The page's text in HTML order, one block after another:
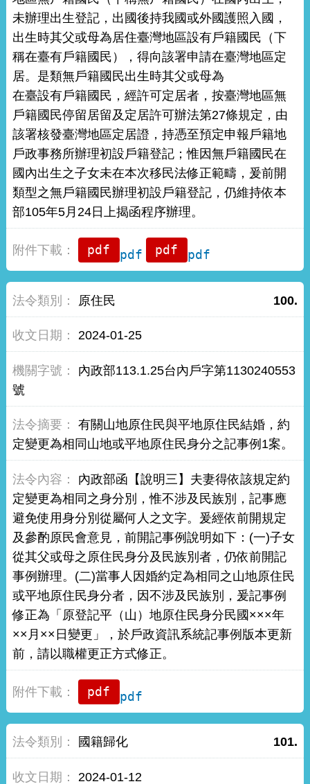
未辦理出生登記，出國後持我國或外國護照入國，
出生時其父或母為居住臺灣地區設有戶籍國民（下
稱在臺有戶籍國民），得向該署申請在臺灣地區定
居。是類無戶籍國民出生時其父或母為
在臺設有戶籍國民，經許可定居者，按臺灣地區無
戶籍國民停留居留及定居許可辦法第27條規定，由
該署核發臺灣地區定居證，持憑至預定申報戶籍地
戶政事務所辦理初設戶籍登記；惟因無戶籍國民在
國內出生之子女未在本次移民法修正範疇，爰前開
類型之無戶籍國民辦理初設戶籍登記，仍維持依本
部105年5月24日上揭函程序辦理。
pdf pdf
100.
原住民
2024-01-25
內政部113.1.25台內戶字第1130240553
號
有關山地原住民與平地原住民結婚，約
定變更為相同山地或平地原住民身分之記事例1案。
內政部函【說明三】夫妻得依該規定約
定變更為相同之身分別，惟不涉及民族別，記事應
避免使用身分別從屬何人之文字。爰經依前開規定
及參酌原民會意見，前開記事例說明如下：(一)子女
從其父或母之原住民身分及民族別者，仍依前開記
事例辦理。(二)當事人因婚約定為相同之山地原住民
或平地原住民身分者，因不涉及民族別，爰記事例
修正為「原登記平（山）地原住民身分民國×××年
××月××日變更」，於戶政資訊系統記事例版本更新
前，請以職權更正方式修正。
pdf
101.
國籍歸化
2024-01-12